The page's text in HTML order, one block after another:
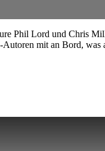
Phil Lord und Chris
mit an Bord,